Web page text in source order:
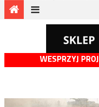
WESPRZYJ